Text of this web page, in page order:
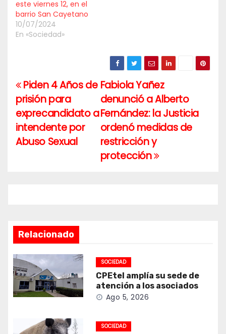
este viernes 12, en el
barrio San Cayetano
10/07/2024
En «Sociedad»
Navegación
de
entradas
Fabiola Yañez
denunció a Alberto
Fernández: la Justicia
ordenó medidas de
restricción y
protección
Piden 4 Años de
prisión para
exprecandidato a
intendente por
Abuso Sexual
Relacionado
SOCIEDAD
CPEtel amplía su sede de
atención a los asociados
Ago 5, 2026
SOCIEDAD